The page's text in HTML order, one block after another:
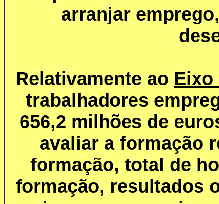
arranjar
Relativamente ao
trabalhadores
656,2 milhões de
avaliar a formação
formação, total de
formação, resultados